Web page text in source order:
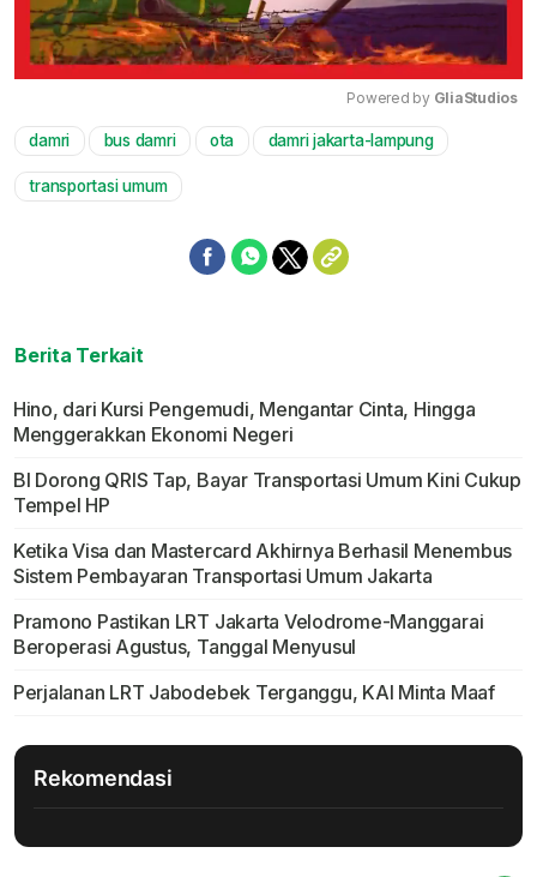
Mute
Powered by GliaStudios
damri bus damri ota damri jakarta-lampung
transportasi umum
Berita Terkait
Hino, dari Kursi Pengemudi, Mengantar Cinta, Hingga
Menggerakkan Ekonomi Negeri
BI Dorong QRIS Tap, Bayar Transportasi Umum Kini Cukup
Tempel HP
Ketika Visa dan Mastercard Akhirnya Berhasil Menembus
Sistem Pembayaran Transportasi Umum Jakarta
Pramono Pastikan LRT Jakarta Velodrome-Manggarai
Beroperasi Agustus, Tanggal Menyusul
Perjalanan LRT Jabodebek Terganggu, KAI Minta Maaf
Rekomendasi